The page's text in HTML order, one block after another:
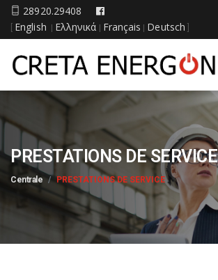
28920.29408
English Ελληνικά Français Deutsch
PRESTATIONS DE SERVICE
Centrale PRESTATIONS DE SERVICE